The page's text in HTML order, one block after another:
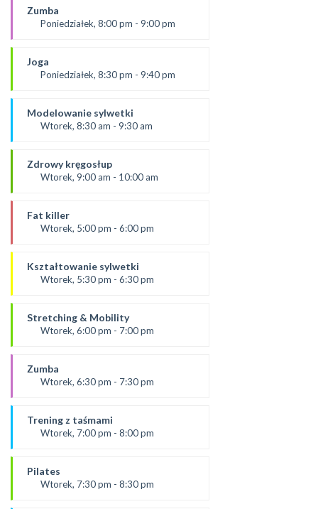
Kasia W.
SALA 1
Zumba
Poniedziałek, 8:00 pm - 9:00 pm
Ola P.
*Zajęcia dla dorosłych i dzieci
Joga
Poniedziałek, 8:30 pm - 9:40 pm
Dominika
SALA 1
Modelowanie sylwetki
Wtorek, 8:30 am - 9:30 am
prowadząca:
Dominika F
Zdrowy kręgosłup
Wtorek, 9:00 am - 10:00 am
Ania
*Zajęcia dla dorosłych i dzieci
Fat killer
Wtorek, 5:00 pm - 6:00 pm
Aneta J
SALA 2
Kształtowanie sylwetki
Wtorek, 5:30 pm - 6:30 pm
Ola B
*Zajęcia dla dorosłych i dzieci
Stretching & Mobility
Wtorek, 6:00 pm - 7:00 pm
Aneta J
*Zajęcia dla dorosłych i dzieci
Zumba
Wtorek, 6:30 pm - 7:30 pm
Kasia K.
*Zajęcia dla dorosłych i dzieci
Trening z taśmami
Wtorek, 7:00 pm - 8:00 pm
prowadząca:
Karolina
Pilates
Wtorek, 7:30 pm - 8:30 pm